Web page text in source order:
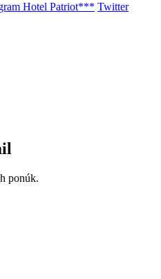
Hotel Patriot*** Twitter
ponúk.